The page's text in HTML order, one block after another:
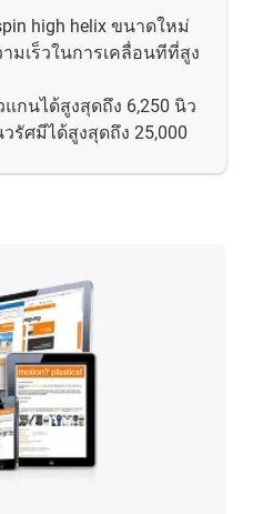
high helix ขนาดใหม่
มเร็วในการเคลื่อนทีที่สูง
กนได้สูงสุดถึง 6,250 นิว
รัศมีได้สูงสุดถึง 25,000